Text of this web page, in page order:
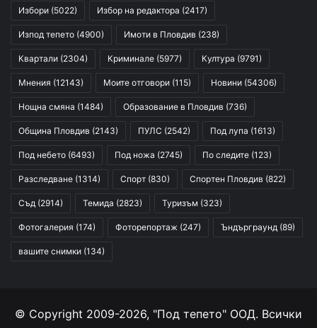
Избори (5022) Избор на редактора (2417)
Изпод тепето (4900) Имоти в Пловдив (238)
Квартали (2304) Криминале (5977) Култура (9791)
Мнения (12143) Моите отговори (115) Новини (54306)
Нощна смяна (1484) Образование в Пловдив (736)
Община Пловдив (2143) ПУЛС (2542) Под лупа (1613)
Под небето (6493) Под ножа (2745) По следите (123)
Разследване (1314) Спорт (830) Спортен Пловдив (822)
Съд (2914) Темида (2823) Туризъм (323)
Фотогалерия (174) Фоторепортаж (247) Ъндърграунд (89)
вашите снимки (134)
© Copyright 2009-2026, "Под тепето" ООД. Всички